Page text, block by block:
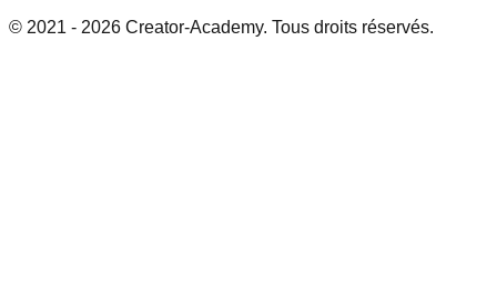
© 2021 - 2026 Creator-Academy. Tous droits réservés.